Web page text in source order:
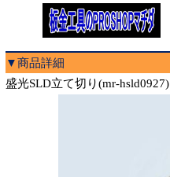
▼商品詳細
盛光SLD立て切り(mr-hsld0927)